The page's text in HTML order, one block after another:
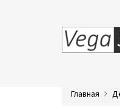
Главная